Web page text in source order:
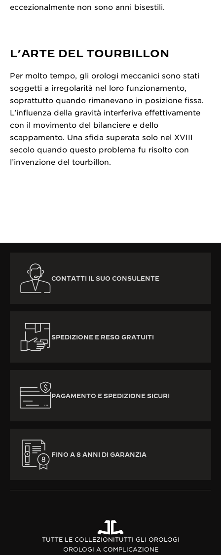
eccezionalmente non sono anni bisestili.
L’ARTE DEL TOURBILLON
Per molto tempo, gli orologi meccanici sono stati
soggetti a irregolarità nel loro funzionamento,
soprattutto quando rimanevano in posizione fissa.
L’influenza della gravità interferiva effettivamente
con il movimento del bilanciere e dello
scappamento. Una sfida superata solo nel XVIII
secolo quando questo problema fu risolto con
l’invenzione del tourbillon.
CONTATTI IL SUO CONSULENTE
SPEDIZIONE E RESO GRATUITI
PAGAMENTO E SPEDIZIONE SICURI
FINO A 8 ANNI DI GARANZIA
TUTTE LE COLLEZIONITUTTI GLI OROLOGI
OROLOGI A COMPLICAZIONE